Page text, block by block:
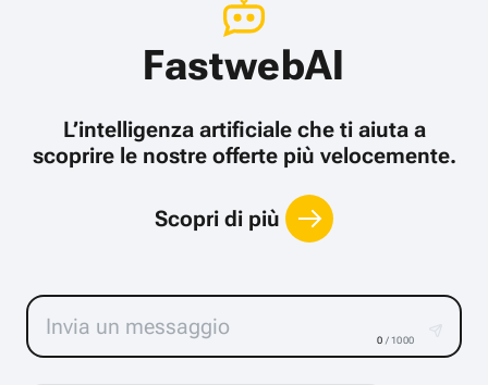
FastwebAI
L’intelligenza artificiale che ti aiuta a
scoprire le nostre offerte più velocemente.
Scopri di più
0 / 1000